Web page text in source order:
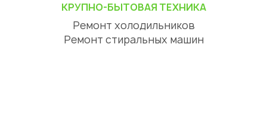
КРУПНО-БЫТОВАЯ ТЕХНИКА
Ремонт холодильников
Ремонт стиральных машин